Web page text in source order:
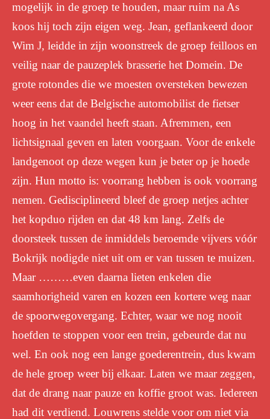
mogelijk in de groep te houden, maar ruim na As
koos hij toch zijn eigen weg. Jean, geflankeerd door
Wim J, leidde in zijn woonstreek de groep feilloos en
veilig naar de pauzeplek brasserie het Domein. De
grote rotondes die we moesten oversteken bewezen
weer eens dat de Belgische automobilist de fietser
hoog in het vaandel heeft staan. Afremmen, een
lichtsignaal geven en laten voorgaan. Voor de enkele
landgenoot op deze wegen kun je beter op je hoede
zijn. Hun motto is: voorrang hebben is ook voorrang
nemen. Gedisciplineerd bleef de groep netjes achter
het kopduo rijden en dat 48 km lang. Zelfs de
doorsteek tussen de inmiddels beroemde vijvers vóór
Bokrijk nodigde niet uit om er van tussen te muizen.
Maar ………even daarna lieten enkelen die
saamhorigheid varen en kozen een kortere weg naar
de spoorwegovergang. Echter, waar we nog nooit
hoefden te stoppen voor een trein, gebeurde dat nu
wel. En ook nog een lange goederentrein, dus kwam
de hele groep weer bij elkaar. Laten we maar zeggen,
dat de drang naar pauze en koffie groot was. Iedereen
had dit verdiend. Louwrens stelde voor om niet via